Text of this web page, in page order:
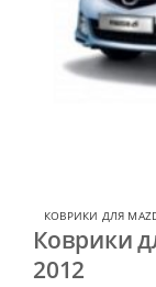
КОВРИКИ ДЛЯ
Коврики
2012